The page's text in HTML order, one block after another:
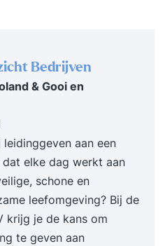
vertalen van
leerdoelen en
periode. 17:00 uur
uur Start training
periode en
bewaken en
interpreteren en
Begroting en
de praktijk. Financiële
voor strategische
Bedrijven
& Gooi en
leidinggeven aan een
dat elke dag werkt aan
schone en
leefomgeving? Bij de
krijg je de kans om
te geven aan